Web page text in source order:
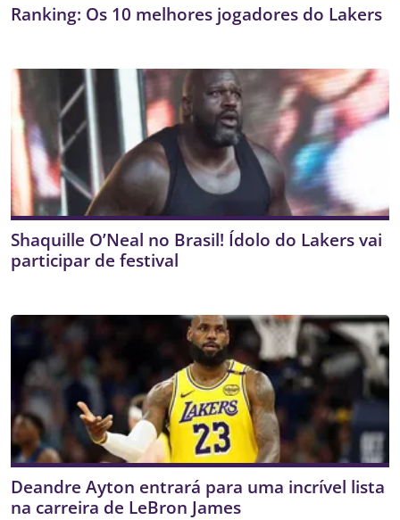
Ranking: Os 10 melhores jogadores do Lakers
Shaquille O’Neal no Brasil! Ídolo do Lakers vai
participar de festival
Deandre Ayton entrará para uma incrível lista
na carreira de LeBron James